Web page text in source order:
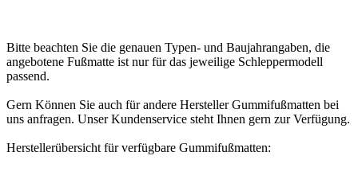
Bitte beachten Sie die genauen Typen- und Baujahrangaben, die
angebotene Fußmatte ist nur für das jeweilige Schleppermodell
passend.
Gern Können Sie auch für andere Hersteller Gummifußmatten bei
uns anfragen. Unser Kundenservice steht Ihnen gern zur Verfügung.
Herstellerübersicht für verfügbare Gummifußmatten: